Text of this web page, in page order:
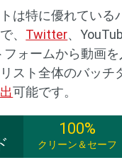
は特に優れている
、 Twitter、
ォームから動画
スト全体のバッチ
可能です。
100%
クリーン＆セーフ